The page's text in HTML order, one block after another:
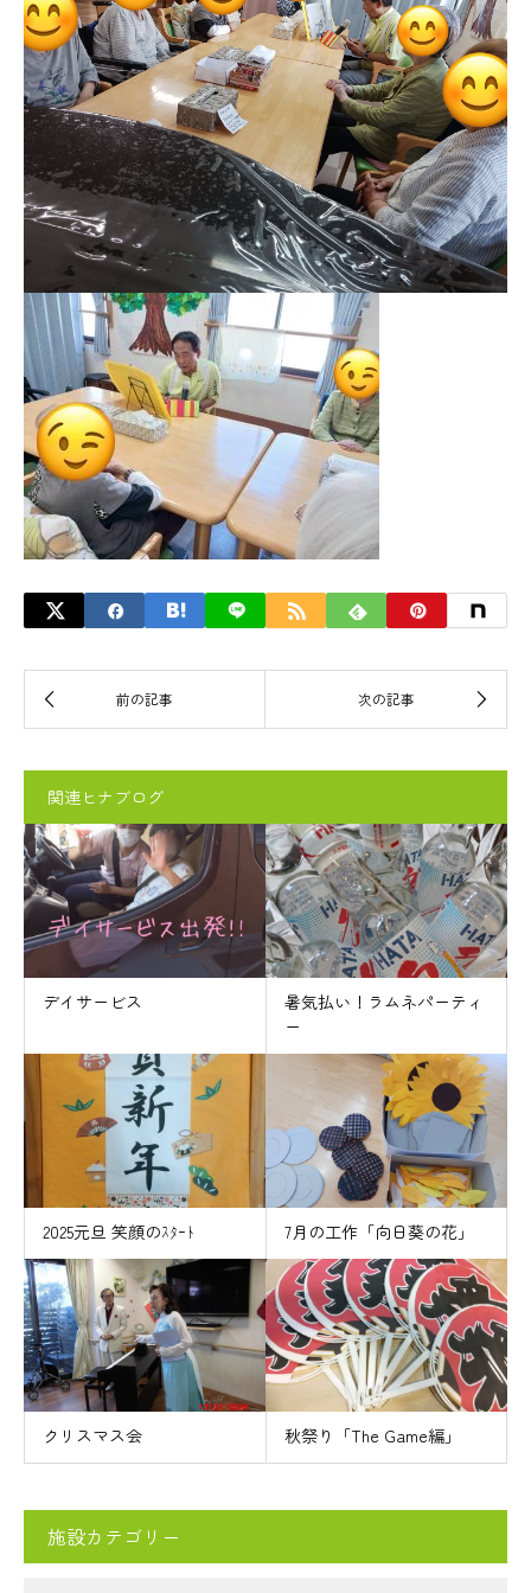
関連ヒナブログ
デイサービス
暑気払い！ラムネパーティ
ー
2025元旦 笑顔のｽﾀｰﾄ 7月の工作「向日葵の花」
クリスマス会 秋祭り「The Game編」
施設カテゴリー